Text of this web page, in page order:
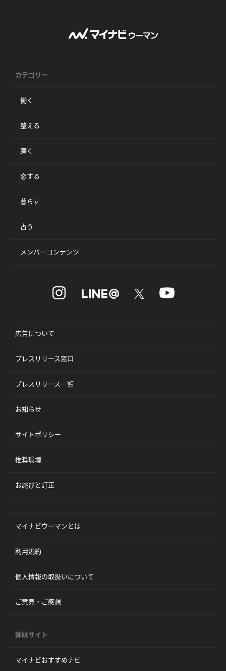
カテゴリー
働く
整える
磨く
恋する
暮らす
占う
メンバーコンテンツ
広告について
プレスリリース窓口
プレスリリース一覧
お知らせ
サイトポリシー
推奨環境
お詫びと訂正
マイナビウーマンとは
利用規約
個人情報の取扱いについて
ご意見・ご感想
姉妹サイト
マイナビおすすめナビ